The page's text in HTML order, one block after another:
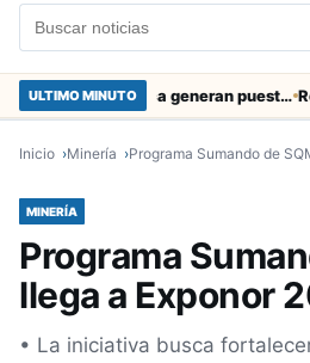
ULTIMO MINUTO Obras de Aguas del Altiplano en Arica generan puestos de trabajo
Inicio Minería Programa Sumando de
MINERÍA
Programa
llega a Exponor
• La iniciativa busca